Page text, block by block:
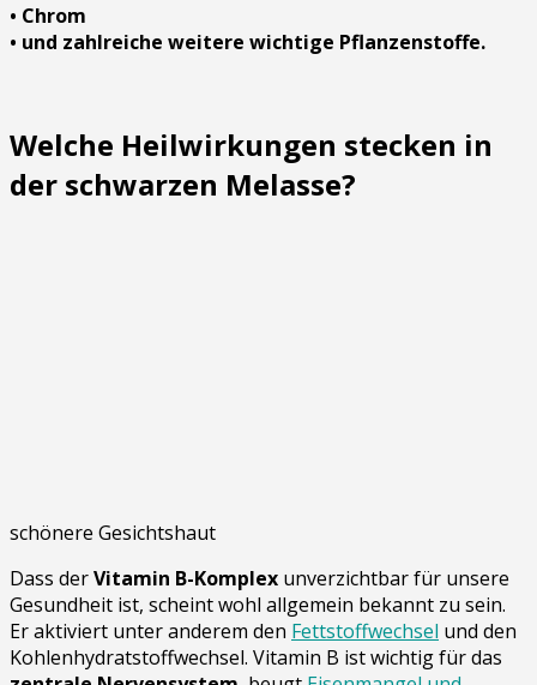
• Chrom
• und zahlreiche weitere wichtige Pflanzenstoffe.
Welche Heilwirkungen stecken in
der schwarzen Melasse?
schönere Gesichtshaut
Dass derVitamin B-Komplex unverzichtbar für unsere
Gesundheit ist, scheint wohl allgemein bekannt zu sein.
Er aktiviert unter anderem den Fettstoffwechsel und den
Kohlenhydratstoffwechsel. Vitamin B ist wichtig für das